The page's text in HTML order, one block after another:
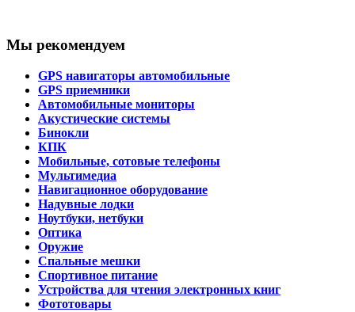
Мы рекомендуем
GPS навигаторы автомобильные
GPS приемники
Автомобильные мониторы
Акустические системы
Бинокли
КПК
Мобильные, сотовые телефоны
Мультимедиа
Навигационное оборудование
Надувные лодки
Ноутбуки, нетбуки
Оптика
Оружие
Спальные мешки
Спортивное питание
Устройства для чтения электронных книг
Фототовары